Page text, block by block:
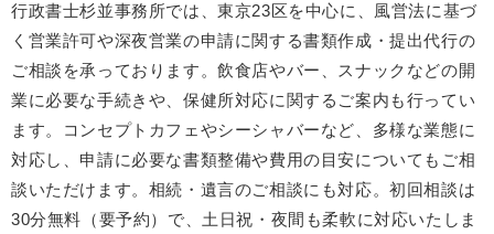
行政書士杉並事務所では、東京23区を中心に、風営法に基づ
く営業許可や深夜営業の申請に関する書類作成・提出代行の
ご相談を承っております。飲食店やバー、スナックなどの開
業に必要な手続きや、保健所対応に関するご案内も行ってい
ます。コンセプトカフェやシーシャバーなど、多様な業態に
対応し、申請に必要な書類整備や費用の目安についてもご相
談いただけます。相続・遺言のご相談にも対応。初回相談は
30分無料（要予約）で、土日祝・夜間も柔軟に対応いたしま